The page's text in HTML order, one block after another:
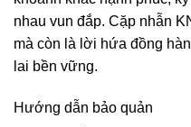
nhau vun đắp. Cặp nhẫn
mà còn là lời hứa đồng
lai bền vững.
Hướng dẫn bảo quản